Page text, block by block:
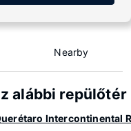
Nearby
alábbi
Intercontinental